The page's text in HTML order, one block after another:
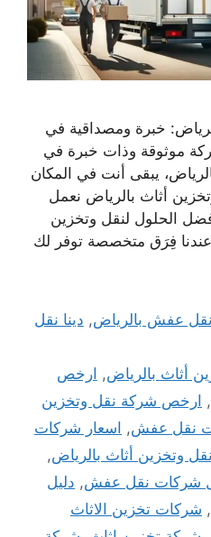
خبرة ومصداقية في
موثوقة وذات خبرة في
يبقى أنت في المكان
أثاث بالرياض نعمل
الحلول لنقل وتخزين
عندنا فِرَق متخصصة توفر لك
عفش بالرياض, دينا نقل
أثاث بالرياض, ارخص
, ارخص شركة نقل وتخزين
نقل عفش, اسعار شركات
وتخزين أثاث بالرياض,
شركات نقل عفش, دليل
, شركات تخزين الاثاث